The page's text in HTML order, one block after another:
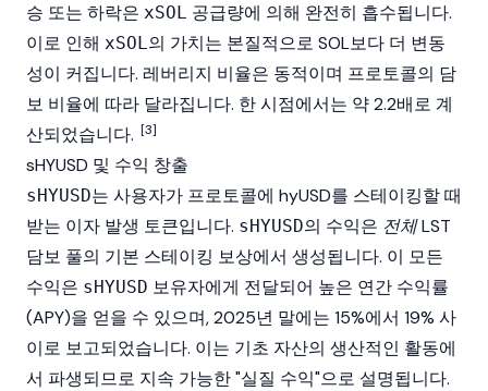
승 또는 하락은 xSOL 공급량에 의해 완전히 흡수됩니다.
이로 인해 xSOL의 가치는 본질적으로 SOL보다 더 변동
성이 커집니다. 레버리지 비율은 동적이며 프로토콜의 담
보 비율에 따라 달라집니다. 한 시점에서는 약 2.2배로 계
산되었습니다. [3]
sHYUSD 및 수익 창출
sHYUSD는 사용자가 프로토콜에 hyUSD를 스테이킹할 때
받는 이자 발생 토큰입니다. sHYUSD의 수익은 전체LST
담보 풀의 기본 스테이킹 보상에서 생성됩니다. 이 모든
수익은 sHYUSD 보유자에게 전달되어 높은 연간 수익률
(APY)을 얻을 수 있으며, 2025년 말에는 15%에서 19% 사
이로 보고되었습니다. 이는 기초 자산의 생산적인 활동에
서 파생되므로 지속 가능한 "실질 수익"으로 설명됩니다.